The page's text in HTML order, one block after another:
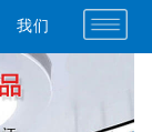
我们